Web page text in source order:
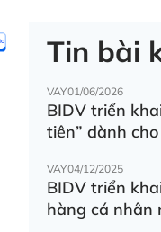
Tin bài
VAY01/06/2026
BIDV triển
tiên” dành
VAY04/12/2025
BIDV triển
hàng cá nhân